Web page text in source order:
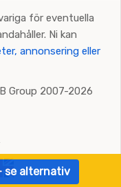
se alternativ
för eventuella
Ni kan
annonsering eller
Group 2007-2026